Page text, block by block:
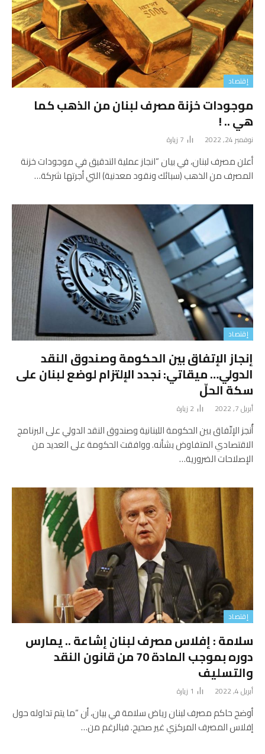
إقتصاد
موجودات خزنة مصرف لبنان من الذهب كما
هي .. !
نوفمبر 24, 2022 7 زيارة
أعلن مصرف لبنان، في بيان “انجاز عملية التدقيق في موجودات خزنة
المصرف من الذهب (سبائك ونقود معدنية) التي أجرتها شركة…
إقتصاد
إنجاز الإتفاق بين الحكومة وصندوق النقد
الدولي… ميقاتي: نجدد الإلتزام لوضع لبنان على
سكة الحلّ
أبريل 7, 2022 2 زيارة
أُنجز الإتّفاق بين الحكومة اللبنانية وصندوق النقد الدولي على البرنامج
الاقتصادي المتفاوض بشأنه. ووافقت الحكومة على العديد من
الإصلاحات الضرورية…
إقتصاد
سلامة : إفلاس مصرف لبنان إشاعة .. يمارس
دوره بموجب المادة 70 من قانون النقد
والتسليف
أبريل 4, 2022 1 زيارة
أوضح حاكم مصرف لبنان رياض سلامة في بيان، أن “ما يتم تداوله حول
إفلاس المصرف المركزي غير صحيح. فبالرغم من…